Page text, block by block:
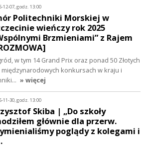
12-07, godz. 13:00
Politechniki Morskiej w
wieńczy rok 2025
Brzmieniami” z Rajem
w tym 14 Grand Prix oraz ponad 50 Złotych
konkursach w kraju i
» więcej
11-30, godz. 13:00
Skiba | „Do szkoły
głównie dla przerw.
poglądy z kolegami i